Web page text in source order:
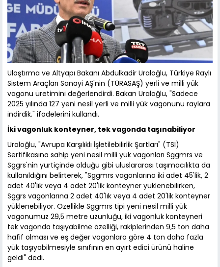
Ulaştırma ve Altyapı Bakanı Abdulkadir Uraloğlu, Türkiye Raylı
Sistem Araçları Sanayi AŞ'nin (TÜRASAŞ) yerli ve milli yük
vagonu üretimini değerlendirdi. Bakan Uraloğlu, "Sadece
2025 yılında 127 yeni nesil yerli ve milli yük vagonunu raylara
indirdik." ifadelerini kullandı.
İki vagonluk konteyner, tek vagonda taşınabiliyor
Uraloğlu, "Avrupa Karşılıklı İşletilebilirlik Şartları" (TSI)
Sertifikasına sahip yeni nesil milli yük vagonları Sggmrs ve
Sggrs'nin yurtiçinde olduğu gibi uluslararası taşımacılıkta da
kullanıldığını belirterek, "Sggmrs vagonlarına iki adet 45'lik, 2
adet 40'lık veya 4 adet 20'lik konteyner yüklenebilirken,
Sggrs vagonlarına 2 adet 40'lık veya 4 adet 20'lik konteyner
yüklenebiliyor. Özellikle Sggmrs tipi yeni nesil milli yük
vagonumuz 29,5 metre uzunluğu, iki vagonluk konteyneri
tek vagonda taşıyabilme özelliği, rakiplerinden 9,5 ton daha
hafif olması ve eş değer vagonlara göre 4 ton daha fazla
yük taşıyabilmesiyle sınıfının en ayırt edici ürünü haline
geldi" dedi.